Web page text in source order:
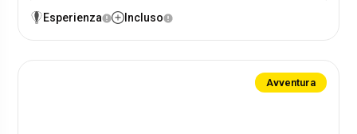
Esperienza Incluso
Avventura